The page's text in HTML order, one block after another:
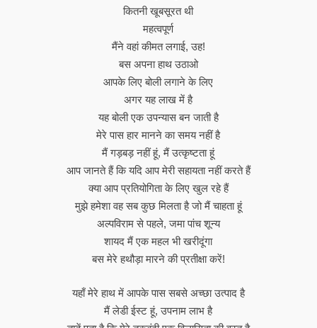
कितनी खूबसूरत थी
महत्वपूर्ण
मैंने वहां कीमत लगाई, उह!
बस अपना हाथ उठाओ
आपके लिए बोली लगाने के लिए
अगर यह लाख में है
यह बोली एक उपन्यास बन जाती है
मेरे पास हार मानने का समय नहीं है
मैं गड़बड़ नहीं हूं, मैं उत्कृष्टता हूं
आप जानते हैं कि यदि आप मेरी सहायता नहीं करते हैं
क्या आप प्रतियोगिता के लिए खुल रहे हैं
मुझे हमेशा वह सब कुछ मिलता है जो मैं चाहता हूं
अल्पविराम से पहले, जमा पांच शून्य
शायद मैं एक महल भी खरीदूंगा
बस मेरे हथौड़ा मारने की प्रतीक्षा करें!
यहाँ मेरे हाथ में आपके पास सबसे अच्छा उत्पाद है
मैं लेडी ईस्ट हूं, उपनाम लाभ है